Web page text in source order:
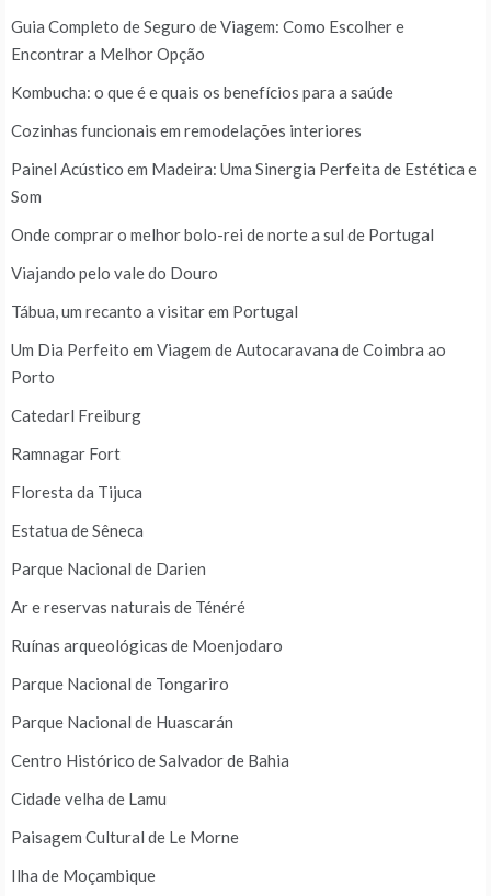
Guia Completo de Seguro de Viagem: Como Escolher e
Encontrar a Melhor Opção
Kombucha: o que é e quais os benefícios para a saúde
Cozinhas funcionais em remodelações interiores
Painel Acústico em Madeira: Uma Sinergia Perfeita de Estética e
Som
Onde comprar o melhor bolo-rei de norte a sul de Portugal
Viajando pelo vale do Douro
Tábua, um recanto a visitar em Portugal
Um Dia Perfeito em Viagem de Autocaravana de Coimbra ao
Porto
Catedarl Freiburg
Ramnagar Fort
Floresta da Tijuca
Estatua de Sêneca
Parque Nacional de Darien
Ar e reservas naturais de Ténéré
Ruínas arqueológicas de Moenjodaro
Parque Nacional de Tongariro
Parque Nacional de Huascarán
Centro Histórico de Salvador de Bahia
Cidade velha de Lamu
Paisagem Cultural de Le Morne
Ilha de Moçambique